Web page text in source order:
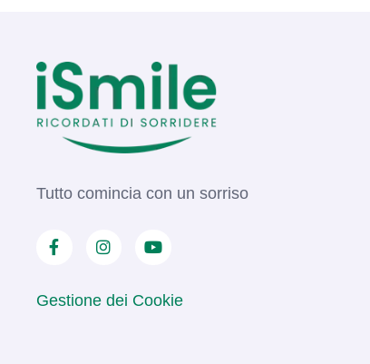
Tutto comincia con un sorriso
Gestione dei Cookie